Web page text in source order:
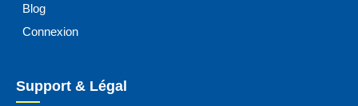
Blog
Connexion
Support & Légal